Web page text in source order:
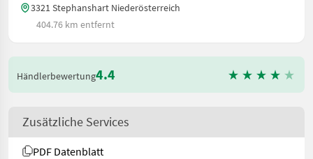
3321 Stephanshart Niederösterreich
404.76 km entfernt
Händlerbewertung4.4
Zusätzliche Services
PDF Datenblatt